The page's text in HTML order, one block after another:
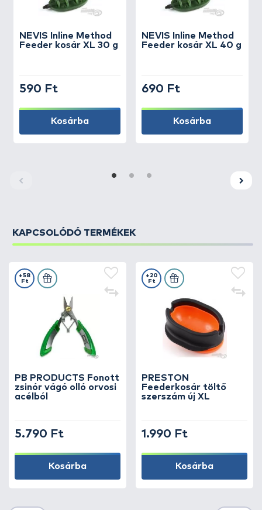
NEVIS
Inline Method
Feeder kosár XL 30 g
590 Ft
Kosárba
NEVIS
Inline Method
Feeder kosár XL 40 g
690 Ft
Kosárba
KAPCSOLÓDÓ TERMÉKEK
PB PRODUCTS Fonott
zsinór vágó olló orvosi
acélból
+58
Ft
5.790 Ft
Kosárba
PRESTON
Feederkosár töltő
szerszám új XL
+20
Ft
1.990 Ft
Kosárba